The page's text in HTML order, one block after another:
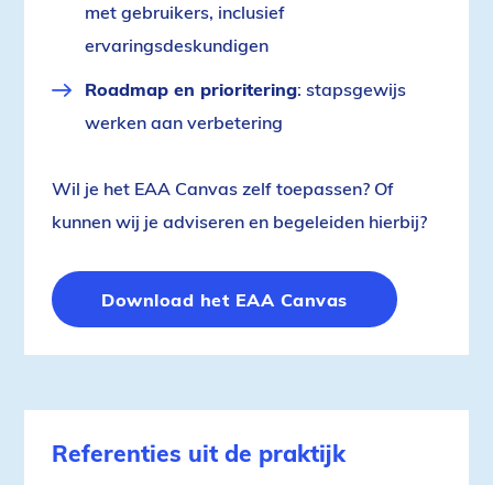
met gebruikers, inclusief
ervaringsdeskundigen
Roadmap en prioritering: stapsgewijs
werken aan verbetering
Wil je het EAA Canvas zelf toepassen? Of
kunnen wij je adviseren en begeleiden hierbij?
Download het EAA Canvas
Referenties uit de praktijk